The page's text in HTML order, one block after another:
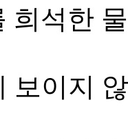
희석한
보이지